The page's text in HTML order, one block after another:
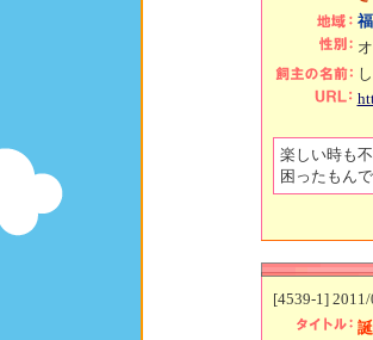
楽しい時も
困ったもんで
[4539-1]